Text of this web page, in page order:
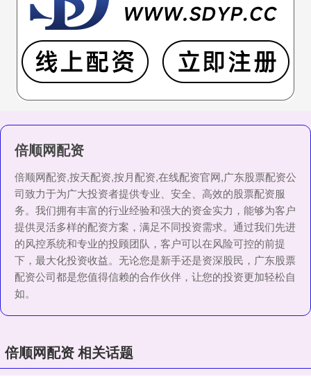
倍顺网配资
倍顺网配资,按天配资,按月配资,在线配资官网,广东股票配资公
司致力于为广大投资者提供专业、安全、高效的股票配资服
务。我们拥有丰富的行业经验和强大的资金实力，能够为客户
提供灵活多样的配资方案，满足不同投资需求。通过我们先进
的风控系统和专业的投顾团队，客户可以在风险可控的前提
下，最大化投资收益。无论您是新手还是资深股民，广东股票
配资公司都是您值得信赖的合作伙伴，让您的投资更加轻松自
如。
倍顺网配资 相关话题